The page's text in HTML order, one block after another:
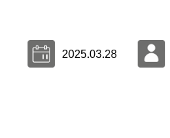
2025.03.28